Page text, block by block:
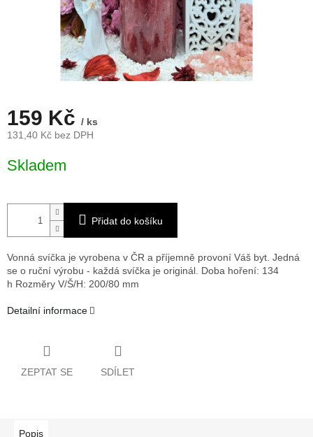
159 Kč / ks
131,40 Kč bez DPH
cena:
Skladem
Přidat do košíku
Vonná svíčka je vyrobena v ČR a příjemně provoní Váš byt. Jedná
se o ruční výrobu - každá svíčka je originál. Doba hoření: 134
h Rozměry V/Š/H: 200/80 mm
Detailní informace
ZEPTAT SE SDÍLET
Popis